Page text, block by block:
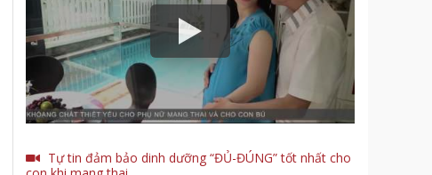
Tự tin đảm bảo dinh dưỡng “ĐỦ-ĐÚNG” tốt nhất cho